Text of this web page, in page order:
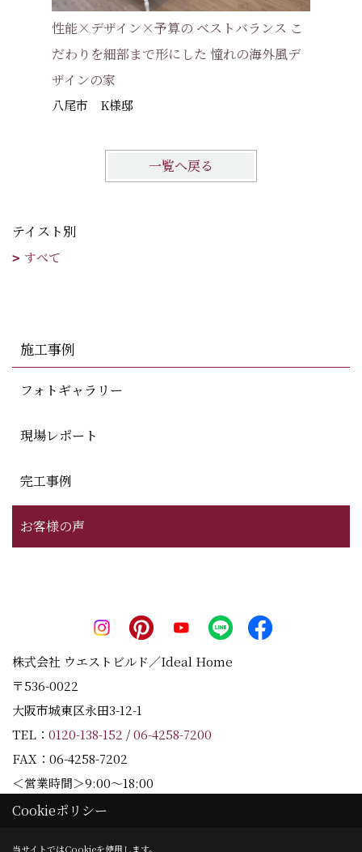
性能×デザイン×予算の ベストバランス こ
だわりを細部まで形にした 憧れの海外風デ
ザインの家
八尾市 K様邸
一覧へ戻る
テイスト別
すべて
施工事例
フォトギャラリー
現場レポート
完工事例
お客様の声
株式会社 ウエストビルド／Ideal Home
〒536-0022
大阪市城東区永田3-12-1
TEL： 0120-138-152 /06-4258-7200
FAX：06-4258-7202
＜営業時間＞9:00～18:00
＜定休日＞水曜日
Cookieポリシー
当サイトではCookieを使用します。